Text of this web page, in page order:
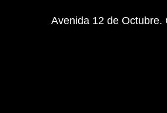
Avenida 12 de Octubre.